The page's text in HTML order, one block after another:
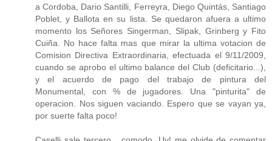
a Cordoba, Dario Santilli, Ferreyra, Diego Quintás, Santiago
Poblet, y Ballota en su lista. Se quedaron afuera a ultimo
momento los Señores Singerman, Slipak, Grinberg y Fito
Cuiña. No hace falta mas que mirar la ultima votacion de
Comision Directiva Extraordinaria, efectuada el 9/11/2009,
cuando se aprobo el ultimo balance del Club (deficitario...),
y el acuerdo de pago del trabajo de pintura del
Monumental, con % de jugadores. Una "pinturita" de
operacion. Nos siguen vaciando. Espero que se vayan ya,
por suerte falta poco!